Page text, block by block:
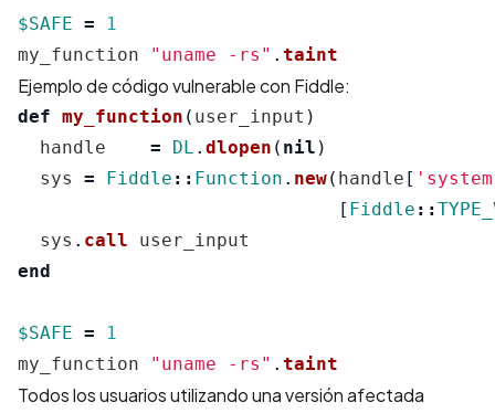
$SAFE =
1
my_function
"uname -rs" . taint
Ejemplo de código vulnerable con Fiddle:
def my_function ( user_input )
handle
= DL . dlopen ( nil )
sys
= Fiddle :: Function . new( handle [
[ Fiddle ::
sys . call
user_input
end
$SAFE =
1
my_function
"uname -rs" . taint
Todos los usuarios utilizando una versión afectada